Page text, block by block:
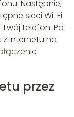
Następnie,
sieci Wi-Fi
telefon. Po
z internetu na
przez